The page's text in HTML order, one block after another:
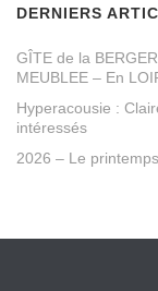
DERNIERS
GÎTE de la
MEUBLEE – En
Hyperacousie :
intéressés
2026 – Le